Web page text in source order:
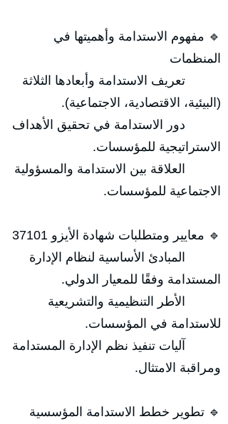
🔹 مفهوم الاستدامة وأهميتها في
المنظمات
تعريف الاستدامة وأبعادها الثلاثة
(البيئية، الاقتصادية، الاجتماعية).
دور الاستدامة في تحقيق الأهداف
الاستراتيجية للمؤسسات.
العلاقة بين الاستدامة والمسؤولية
الاجتماعية للمؤسسات.
🔹 معايير ومتطلبات شهادة الأيزو 37101
المبادئ الأساسية لنظام الإدارة
المستدامة وفقًا للمعيار الدولي.
الأطر التنظيمية والتشريعية
للاستدامة في المؤسسات.
آليات تنفيذ نظم الإدارة المستدامة
ومراقبة الامتثال.
🔹 تطوير خطط الاستدامة المؤسسية